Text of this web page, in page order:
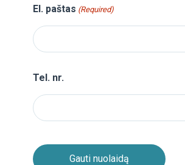
El. paštas (Required)
Tel. nr.